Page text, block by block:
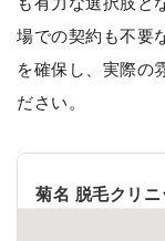
場での契約も不要
を確保し、実際の
ださい。
菊名 脱毛クリ